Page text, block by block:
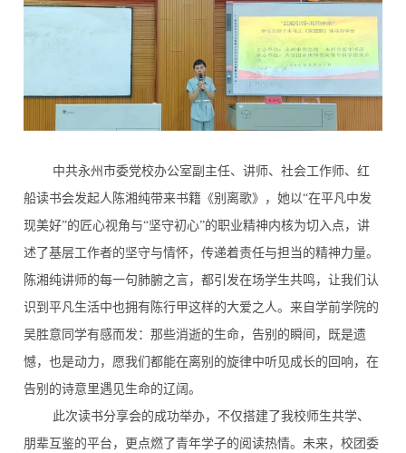
中共永州市委党校办公室副主任、讲师、社会工作师、红
船读书会发起人陈湘纯带来书籍《别离歌》，她以“在平凡中发
现美好”的匠心视角与“坚守初心”的职业精神内核为切入点，讲
述了基层工作者的坚守与情怀，传递着责任与担当的精神力量。
陈湘纯讲师的每一句肺腑之言，都引发在场学生共鸣，让我们认
识到平凡生活中也拥有陈行甲这样的大爱之人。来自学前学院的
吴胜意同学有感而发：那些消逝的生命，告别的瞬间，既是遗
憾，也是动力，愿我们都能在离别的旋律中听见成长的回响，在
告别的诗意里遇见生命的辽阔。
此次读书分享会的成功举办，不仅搭建了我校师生共学、
朋辈互鉴的平台，更点燃了青年学子的阅读热情。未来，校团委